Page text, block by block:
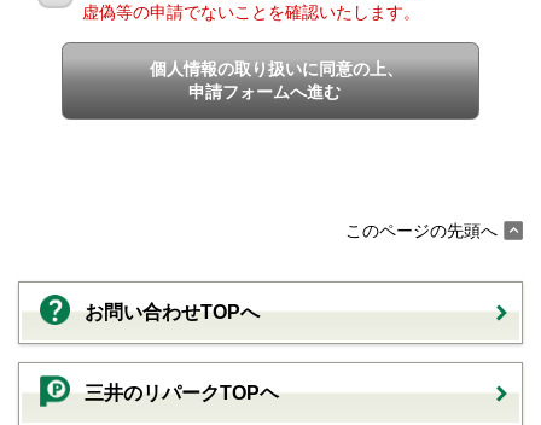
虚偽等の申請でないことを確認いたします。
個人情報の取り扱いに同意の上、
申請フォームへ進む
このページの先頭へ
お問い合わせTOPへ
三井のリパークTOPヘ